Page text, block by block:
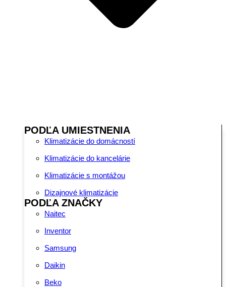
PODĽA UMIESTNENIA
Klimatizácie do domácností
Klimatizácie do kancelárie
Klimatizácie s montážou
Dizajnové klimatizácie
PODĽA ZNAČKY
Naitec
Inventor
Samsung
Daikin
Beko